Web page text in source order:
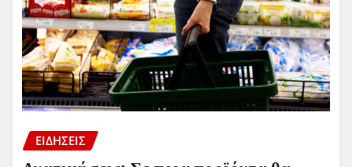
ΕΙΔΗΣΕΙΣ